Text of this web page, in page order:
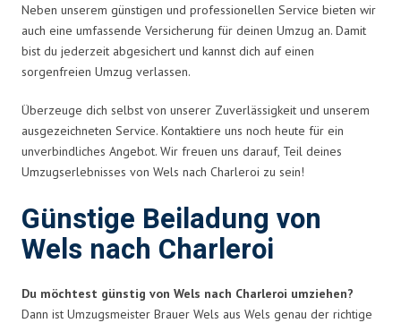
Neben unserem günstigen und professionellen Service bieten wir
auch eine umfassende Versicherung für deinen Umzug an. Damit
bist du jederzeit abgesichert und kannst dich auf einen
sorgenfreien Umzug verlassen.
Überzeuge dich selbst von unserer Zuverlässigkeit und unserem
ausgezeichneten Service. Kontaktiere uns noch heute für ein
unverbindliches Angebot. Wir freuen uns darauf, Teil deines
Umzugserlebnisses von Wels nach Charleroi zu sein!
Günstige Beiladung von
Wels nach Charleroi
Du möchtest günstig von Wels nach Charleroi umziehen?
Dann ist Umzugsmeister Brauer Wels aus Wels genau der richtige